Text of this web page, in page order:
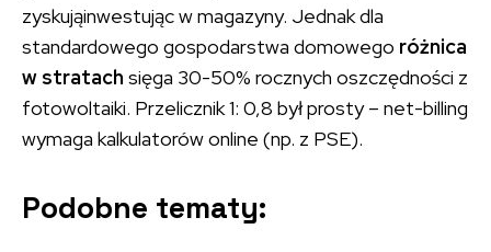
zyskująinwestując w magazyny. Jednak dla
standardowego gospodarstwa domowego różnica
w stratach sięga 30-50% rocznych oszczędności z
fotowoltaiki. Przelicznik 1: 0,8 był prosty – net-billing
wymaga kalkulatorów online (np. z PSE).
Podobne tematy: